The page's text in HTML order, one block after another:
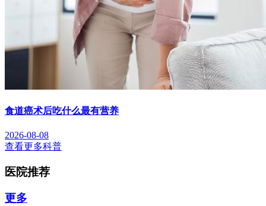
食道癌术后吃什么最有营养
2026-08-08
查看更多科普
医院推荐
更多